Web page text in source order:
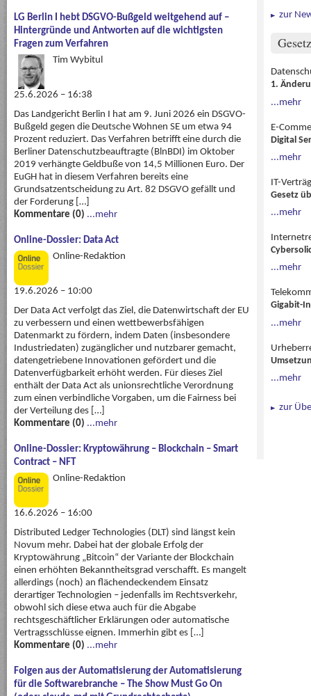
LG Berlin I hebt DSGVO-Bußgeld weitgehend auf –
Hintergründe und Antworten auf die wichtigsten
Fragen zum Verfahren
Tim Wybitul
25.6.2026 – 16:38
Das Landgericht Berlin I hat am 9. Juni 2026 ein DSGVO-
Bußgeld gegen die Deutsche Wohnen SE um etwa 94
Prozent reduziert. Das Verfahren betrifft eine durch die
Berliner Datenschutzbeauftragte (BlnBDI) im Oktober
2019 verhängte Geldbuße von 14,5 Millionen Euro. Der
EuGH hat in diesem Verfahren bereits eine
Grundsatzentscheidung zu Art. 82 DSGVO gefällt und
der Forderung […]
Kommentare (0) ...mehr
Online-Dossier: Data Act
Online-Redaktion
19.6.2026 – 10:00
Der Data Act verfolgt das Ziel, die Datenwirtschaft der EU
zu verbessern und einen wettbewerbsfähigen
Datenmarkt zu fördern, indem Daten (insbesondere
Industriedaten) zugänglicher und nutzbarer gemacht,
datengetriebene Innovationen gefördert und die
Datenverfügbarkeit erhöht werden. Für dieses Ziel
enthält der Data Act als unionsrechtliche Verordnung
zum einen verbindliche Vorgaben, um die Fairness bei
der Verteilung des […]
Kommentare (0) ...mehr
Online-Dossier: Kryptowährung – Blockchain – Smart
Contract – NFT
Online-Redaktion
16.6.2026 – 16:00
Distributed Ledger Technologies (DLT) sind längst kein
Novum mehr. Dabei hat der globale Erfolg der
Kryptowährung „Bitcoin“ der Variante der Blockchain
einen erhöhten Bekanntheitsgrad verschafft. Es mangelt
allerdings (noch) an flächendeckendem Einsatz
derartiger Technologien – jedenfalls im Rechtsverkehr,
obwohl sich diese etwa auch für die Abgabe
rechtsgeschäftlicher Erklärungen oder automatische
Vertragsschlüsse eignen. Immerhin gibt es […]
Kommentare (0) ...mehr
Folgen aus der Automatisierung der Automatisierung
für die Softwarebranche – The Show Must Go On
zur
1.
...mehr
E-
Digital
...mehr
IT-
Gesetz
...mehr
...mehr
Gigabit-
...mehr
...mehr
zur